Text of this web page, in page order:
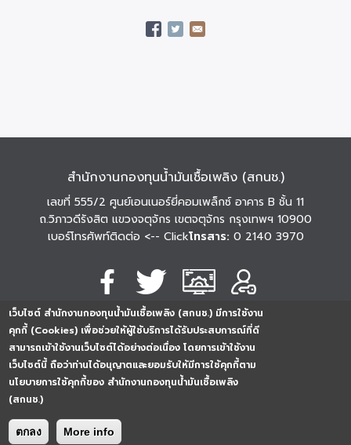
เว็บไซต์ สำนักงานกองทุนน้ำมันเชื้อเพลิง (สกนช.) มีการใช้งาน
คุกกี้ (Cookies) เพื่อช่วยให้ผู้ใช้บริการได้รับประสบการณ์ที่ดี
สามารถเข้าใช้งานเว็บไซต์ได้อย่างต่อเนื่อง โดยการเข้าใช้งาน
เว็บไซต์นี้ ถือว่าท่านได้อนุญาตและยอมรับให้มีการใช้คุกกี้ตาม
นโยบายการใช้คุกกี้ของ สำนักงานกองทุนน้ำมันเชื้อเพลิง
(สกนช.)
ตกลง More info
สำนักงานกองทุนน้ำมันเชื้อเพลิง (สกนช.)
เลขที่ 555/2 ศูนย์เอนเนอร์ยี่คอมเพล็กซ์ อาคาร B ชั้น 11
ถ.วิภาวดีรังสิต แขวงจตุจักร เขตจตุจักร กรุงเทพฯ 10900
เบอร์โทรศัพท์ติดต่อ <-- Clickโทรสาร: 0 2140 3970
นโยบายการคุ้มครอง
ข้อมูลส่วนบุคคล
นโยบายการรักษาความ
มั่นคงปลอดภัย
Analytics
254296
ครั้ง
0 2 5 4 2 9 6
Copyright © 2026. All rights reserved.